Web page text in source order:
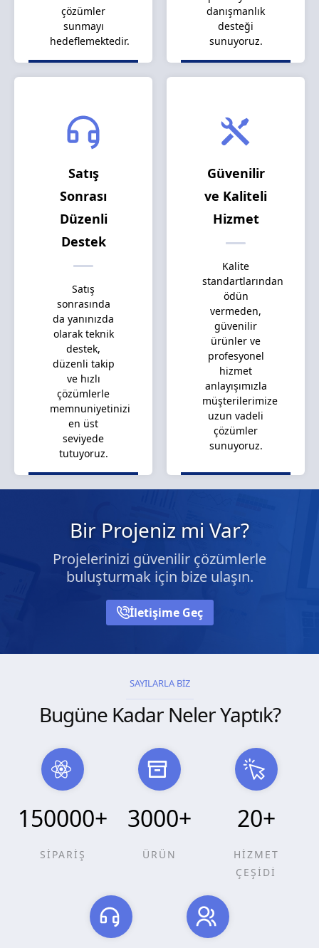
çözümler
sunmayı
hedeflemektedir.
danışmanlık
desteği
sunuyoruz.
Satış
Sonrası
Düzenli
Destek
Satış
sonrasında
da yanınızda
olarak teknik
destek,
düzenli takip
ve hızlı
çözümlerle
memnuniyetinizi
en üst
seviyede
tutuyoruz.
Güvenilir
ve Kaliteli
Hizmet
Kalite
standartlarından
ödün
vermeden,
güvenilir
ürünler ve
profesyonel
hizmet
anlayışımızla
müşterilerimize
uzun vadeli
çözümler
sunuyoruz.
Bir Projeniz mi Var?
Projelerinizi güvenilir çözümlerle
buluşturmak için bize ulaşın.
İletişime Geç
SAYILARLA BİZ
Bugüne Kadar Neler Yaptık?
150000+
SİPARİŞ
3000+
ÜRÜN
20+
HİZMET
ÇEŞİDİ